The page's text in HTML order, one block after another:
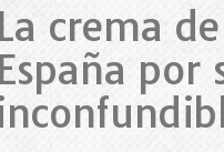
crema
por